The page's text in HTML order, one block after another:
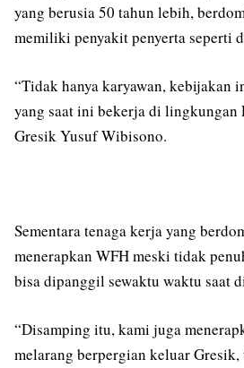
yang berusia 50 tahun lebih,
memiliki penyakit penyerta seperti
“Tidak hanya karyawan, kebijakan
yang saat ini bekerja di lingkungan
Gresik Yusuf Wibisono.
Sementara tenaga kerja yang
menerapkan WFH meski tidak
bisa dipanggil sewaktu waktu saat
“Disamping itu, kami juga
melarang berpergian keluar